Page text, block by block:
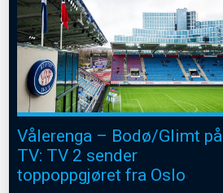
Vålerenga – Bodø/Glimt på
TV: TV 2 sender
toppoppgjøret fra Oslo